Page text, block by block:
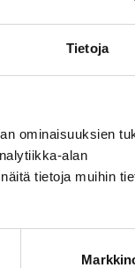
Tietoja
ominaisuuksien
alan
tietoja muihin